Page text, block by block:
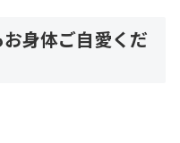
身体ご自愛くだ